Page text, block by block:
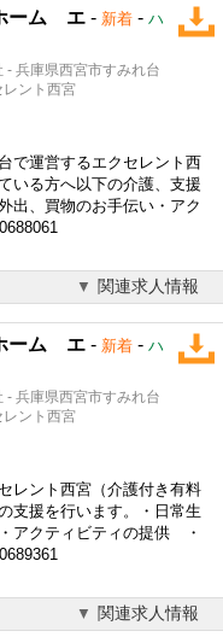
ーム エ - 新着 - ハ
兵庫県西宮市すみれ台
ント西宮
で運営するエクセレント西
いる方へ以下の介護、支援
出、買物のお手伝い・アク
関連求人情報
ーム エ - 新着 - ハ
兵庫県西宮市すみれ台
ント西宮
レント西宮（介護付き有料
支援を行います。・日常生
アクティビティの提供 ・
関連求人情報